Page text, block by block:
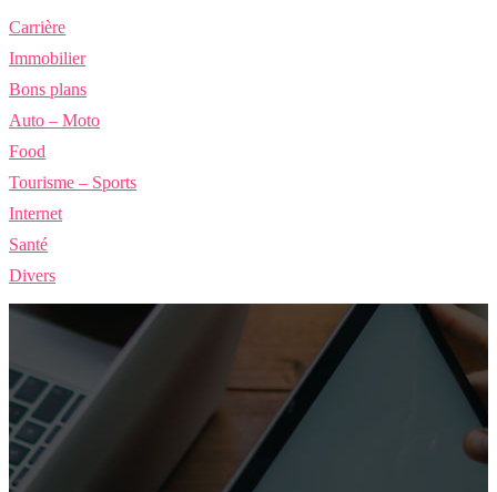
Carrière
Immobilier
Bons plans
Auto – Moto
Food
Tourisme – Sports
Internet
Santé
Divers